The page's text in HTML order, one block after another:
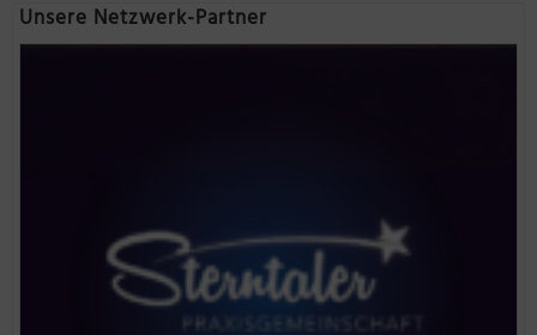
Unsere Netzwerk-Partner